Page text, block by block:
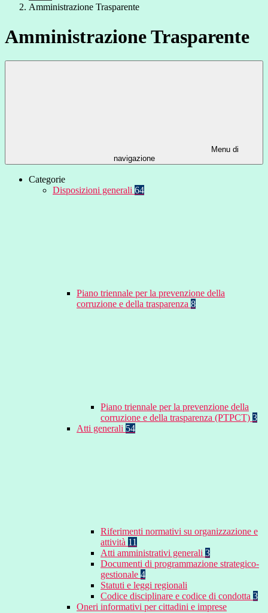
Amministrazione Trasparente
Amministrazione Trasparente
Menu di
navigazione
Categorie
Disposizioni generali 64
Piano triennale per la prevenzione della
corruzione e della trasparenza 8
Piano triennale per la prevenzione della
corruzione e della trasparenza (PTPCT) 3
Atti generali 54
Riferimenti normativi su organizzazione e
attività 11
Atti amministrativi generali 3
Documenti di programmazione strategico-
gestionale 4
Statuti e leggi regionali
Codice disciplinare e codice di condotta 3
Oneri informativi per cittadini e imprese